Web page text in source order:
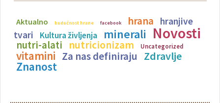
Aktualno budućnost hrane facebook hrana
hranjive
tvari
Kultura življenja minerali Novosti
nutri-alati nutricionizam Uncategorized
vitamini Za nas definiraju Zdravlje
Znanost